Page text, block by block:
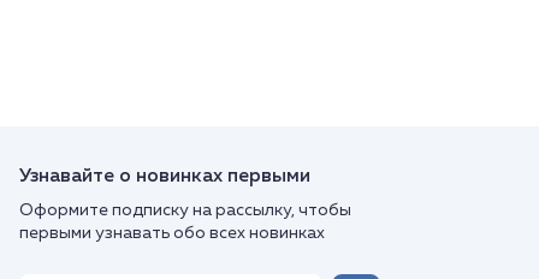
Узнавайте о новинках первыми
Оформите подписку на рассылку, чтобы
первыми узнавать обо всех новинках